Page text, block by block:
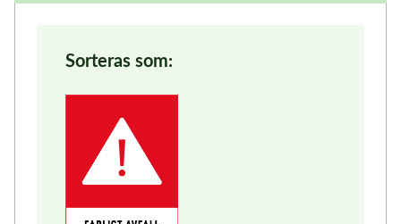
Sorteras som: